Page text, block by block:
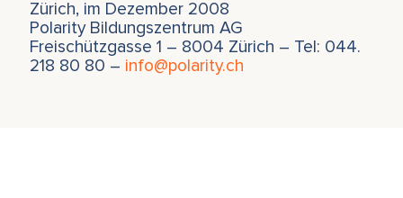
Zürich, im Dezember 2008
Polarity Bildungszentrum AG
Freischützgasse 1 – 8004 Zürich – Tel: 044.
218 80 80 – info@polarity.ch